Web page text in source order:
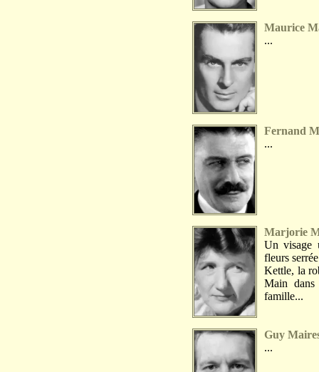
Maurice
...
Fernand
...
Marjorie
Un visage
fleurs
Kettle, la
Main
famille...
Guy
...